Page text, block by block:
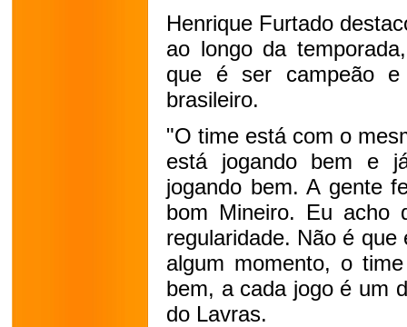
Henrique Furtado
ao longo da
que é ser campeão
brasileiro.
"O time está com o
está jogando bem e
jogando bem. A gente
bom Mineiro. Eu acho
regularidade. Não é
algum momento, o
bem, a cada jogo é um
do Lavras.